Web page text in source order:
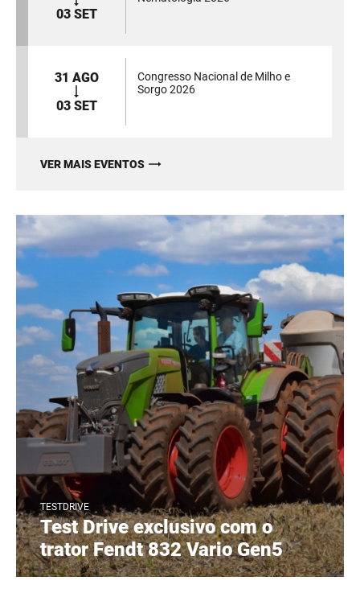
03 SET
31 AGO
03 SET
Congresso Nacional de Milho e
Sorgo 2026
VER MAIS EVENTOS
TESTDRIVE
Test Drive exclusivo com o
trator Fendt 832 Vario Gen5